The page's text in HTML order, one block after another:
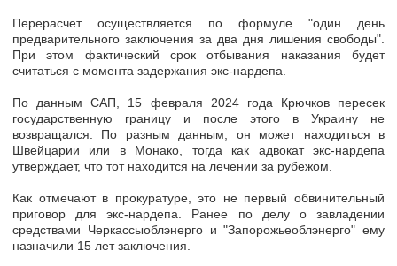
Перерасчет осуществляется по формуле "один день
предварительного заключения за два дня лишения свободы".
При этом фактический срок отбывания наказания будет
считаться с момента задержания экс-нардепа.
По данным САП, 15 февраля 2024 года Крючков пересек
государственную границу и после этого в Украину не
возвращался. По разным данным, он может находиться в
Швейцарии или в Монако, тогда как адвокат экс-нардепа
утверждает, что тот находится на лечении за рубежом.
Как отмечают в прокуратуре, это не первый обвинительный
приговор для экс-нардепа. Ранее по делу о завладении
средствами Черкассыоблэнерго и "Запорожьеоблэнерго" ему
назначили 15 лет заключения.